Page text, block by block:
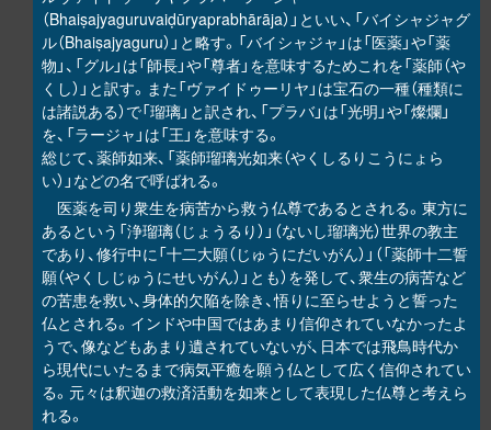
（Bhaiṣajyaguruvaiḍūryaprabhārāja）」といい、「バイシャジャグ
ル（Bhaiṣajyaguru）」と略す。「バイシャジャ」は「医薬」や「薬
物」、「グル」は「師長」や「尊者」を意味するためこれを「薬師（や
くし）」と訳す。また「ヴァイドゥーリヤ」は宝石の一種（種類に
は諸説ある）で「瑠璃」と訳され、「プラバ」は「光明」や「燦爛」
を、「ラージャ」は「王」を意味する。
総じて、薬師如来、「薬師瑠璃光如来（やくしるりこうにょら
い）」などの名で呼ばれる。
医薬を司り衆生を病苦から救う仏尊であるとされる。東方に
あるという「浄瑠璃（じょうるり）」（ないし瑠璃光）世界の教主
であり、修行中に「十二大願（じゅうにだいがん）」（「薬師十二誓
願（やくしじゅうにせいがん）」とも）を発して、衆生の病苦など
の苦患を救い、身体的欠陥を除き、悟りに至らせようと誓った
仏とされる。インドや中国ではあまり信仰されていなかったよ
うで、像などもあまり遺されていないが、日本では飛鳥時代か
ら現代にいたるまで病気平癒を願う仏として広く信仰されてい
る。元々は釈迦の救済活動を如来として表現した仏尊と考えら
れる。